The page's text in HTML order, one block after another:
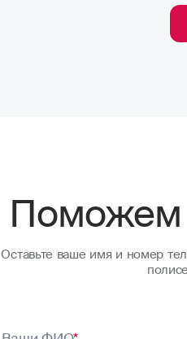
Поможем
Оставьте ваше имя и номер